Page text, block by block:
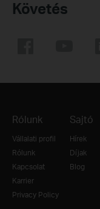
Követés
Rólunk
Vállalati profil
Rólunk
Kapcsolat
Karrier
Privacy Policy
Sajtó
Hírek
Díjak
Blog